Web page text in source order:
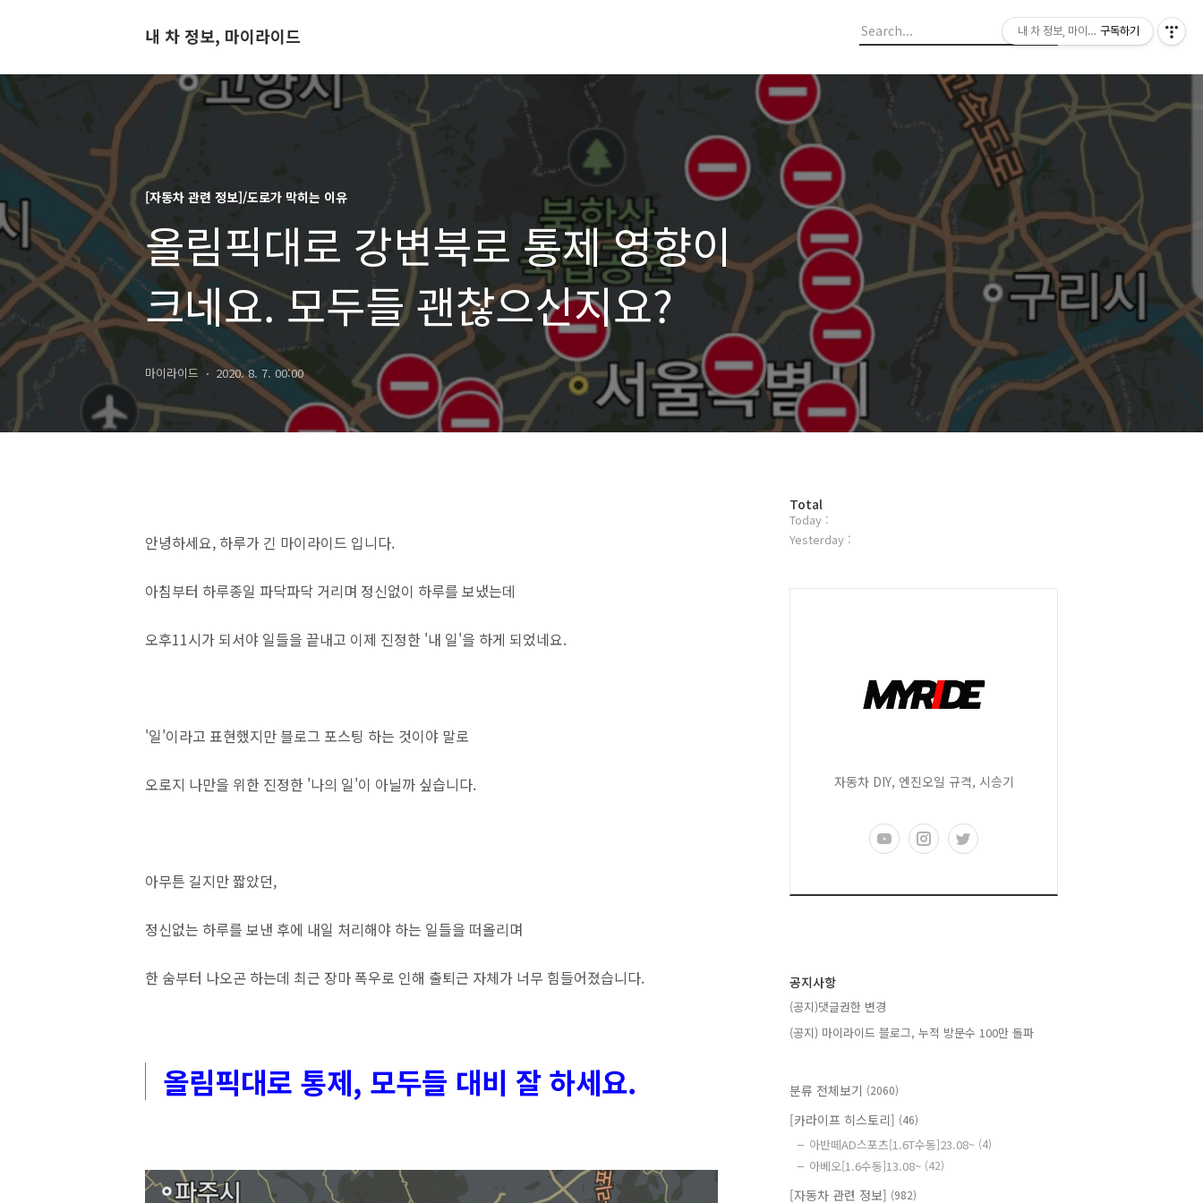
내 차 정보, 마이라이드
[자동차 관련 정보]/도로가 막히는 이유
올림픽대로 강변북로 통제 영향이
크네요. 모두들 괜찮으신지요?
마이라이드 2020. 8. 7. 00:00
안녕하세요, 하루가 긴 마이라이드 입니다.
아침부터 하루종일 파닥파닥 거리며 정신없이 하루를 보냈는데
오후11시가 되서야 일들을 끝내고 이제 진정한 '내 일'을 하게 되었네요.
'일'이라고 표현했지만 블로그 포스팅 하는 것이야 말로
오로지 나만을 위한 진정한 '나의 일'이 아닐까 싶습니다.
아무튼 길지만 짧았던,
정신없는 하루를 보낸 후에 내일 처리해야 하는 일들을 떠올리며
한 숨부터 나오곤 하는데 최근 장마 폭우로 인해 출퇴근 자체가 너무 힘들어졌습니다.
올림픽대로 통제, 모두들 대비 잘 하세요.
방
문
자
Total
Today :
Yesterday :
자동차 DIY, 엔진오일 규격, 시승기
공지사항
(공지)댓글권한 변경
(공지) 마이라이드 블로그, 누적 방문수 100만 돌파
분류 전체보기 (2060)
[카라이프 히스토리] (46)
아반떼AD스포츠[1.6T수동]23.08~ (4)
아베오[1.6수동]13.08~ (42)
[자동차 관련 정보] (982)
내 차 정보, 마이라이드구독하기